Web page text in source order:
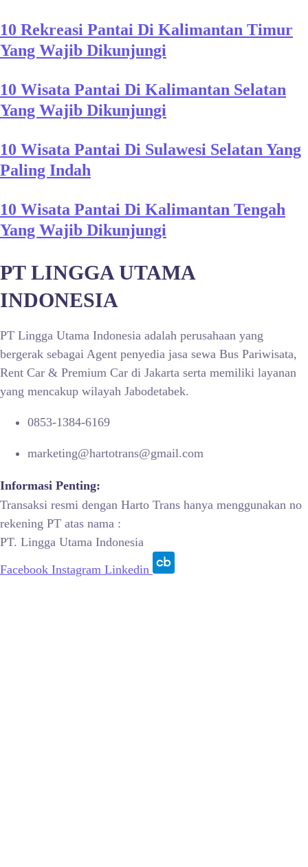
10 Rekreasi Pantai Di Kalimantan Timur
Yang Wajib Dikunjungi
10 Wisata Pantai Di Kalimantan Selatan
Yang Wajib Dikunjungi
10 Wisata Pantai Di Sulawesi Selatan Yang
Paling Indah
10 Wisata Pantai Di Kalimantan Tengah
Yang Wajib Dikunjungi
PT LINGGA UTAMA
INDONESIA
PT Lingga Utama Indonesia adalah perusahaan yang
bergerak sebagai Agent penyedia jasa sewa Bus Pariwisata,
Rent Car & Premium Car di Jakarta serta memiliki layanan
yang mencakup wilayah Jabodetabek.
0853-1384-6169
marketing@hartotrans@gmail.com
Informasi Penting:
Transaksi resmi dengan Harto Trans hanya menggunakan no
rekening PT atas nama :
PT. Lingga Utama Indonesia
Facebook Instagram Linkedin